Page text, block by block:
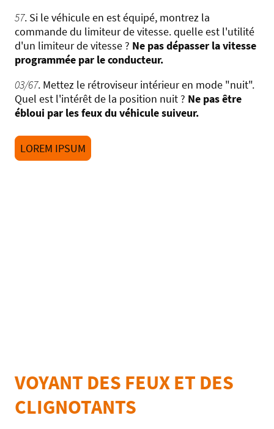
57. Si le véhicule en est équipé, montrez la
commande du limiteur de vitesse. quelle est l'utilité
d'un limiteur de vitesse ? Ne pas dépasser la vitesse
programmée par le conducteur.
03/67. Mettez le rétroviseur intérieur en mode "nuit".
Quel est l'intérêt de la position nuit ? Ne pas être
ébloui par les feux du véhicule suiveur.
LOREM IPSUM
VOYANT DES FEUX ET DES
CLIGNOTANTS